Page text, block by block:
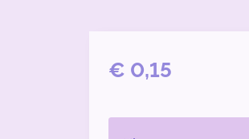
€ 0,15